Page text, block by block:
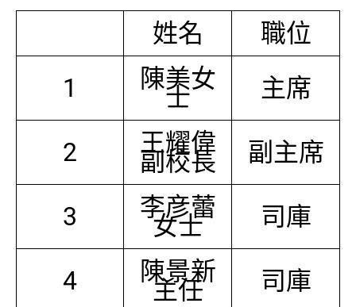
姓名
職位
1
陳美女
士 主席
2 王耀偉
副校長 副主席
3 李彦蕾
女士 司庫
4 陳景新
主任 司庫